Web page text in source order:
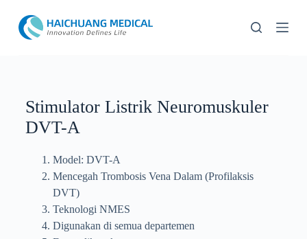
w
Stimulator Listrik Neuromuskuler
DVT-A
Model: DVT-A
Mencegah Trombosis Vena Dalam (Profilaksis
DVT)
Teknologi NMES
Digunakan di semua departemen